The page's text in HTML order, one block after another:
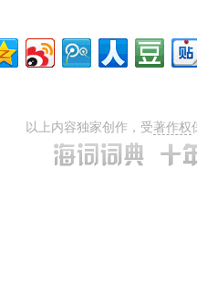
以上内容独家创作，受著作权